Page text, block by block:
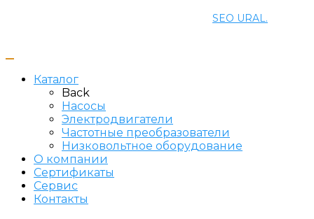
SEO URAL.
Каталог
Back
Насосы
Электродвигатели
Частотные преобразователи
Низковольтное оборудование
О компании
Сертификаты
Сервис
Контакты